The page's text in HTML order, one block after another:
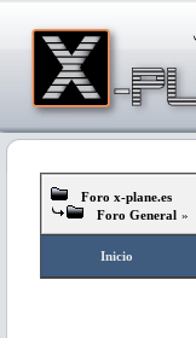
Foro x-plane.es
Foro General »
Inicio